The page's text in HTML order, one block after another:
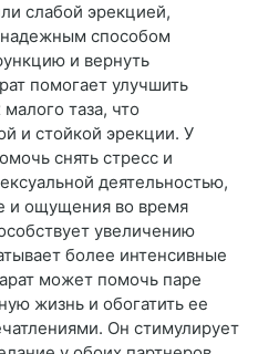
слабой эрекцией,
способом
и вернуть
помогает улучшить
таза, что
и стойкой эрекции. У
снять стресс и
деятельностью,
и ощущения во время
увеличению
более интенсивные
может помочь паре
жизнь и обогатить ее
Он стимулирует